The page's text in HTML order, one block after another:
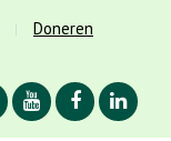
Doneren